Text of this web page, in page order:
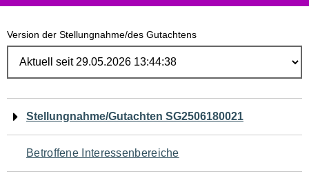
Version der Stellungnahme/des Gutachtens
Navigation
für
den
Stellungnahme/Gutachten SG2506180021
Betroffene Interessenbereiche